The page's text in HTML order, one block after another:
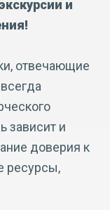
и
отвечающие
зависит и
доверия к
ресурсы,